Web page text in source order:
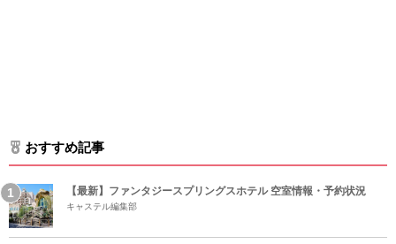
おすすめ記事
【最新】ファンタジースプリングスホテル 空室情報・予約状況
キャステル編集部